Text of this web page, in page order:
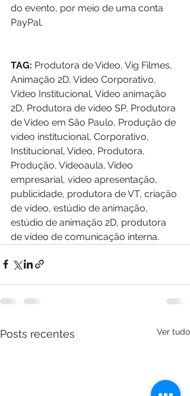
do evento, por meio de uma conta
PayPal.
TAG: Produtora de Video, Vig Filmes,
Animação 2D, Video Corporativo,
Vídeo Institucional, Vídeo animação
2D, Produtora de video SP, Produtora
de Vídeo em São Paulo, Produção de
vídeo institucional, Corporativo,
Institucional, Vídeo, Produtora,
Produção, Videoaula, Video
empresarial, video apresentação,
publicidade, produtora de VT, criação
de vídeo, estúdio de animação,
estúdio de animação 2D, produtora
de vídeo de comunicação interna.
Posts recentes Ver tudo